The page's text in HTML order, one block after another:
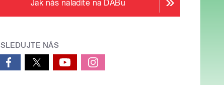
Jak nás naladíte na DABu
SLEDUJTE NÁS